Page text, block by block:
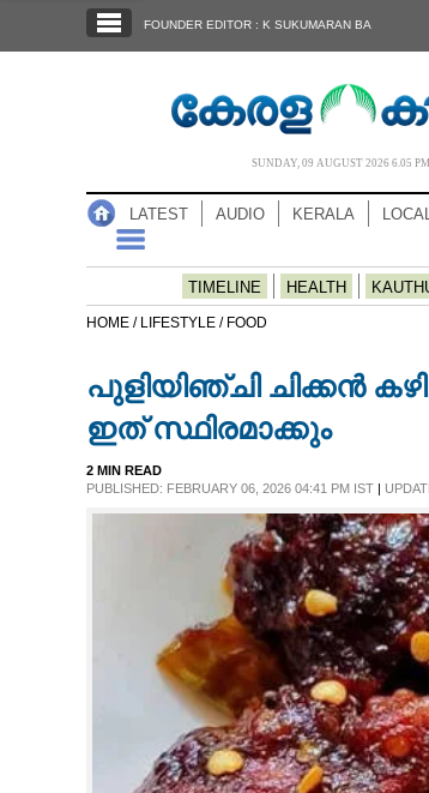
NOTIFIED NEWS
NEWS 360
CASE DIARY
FOUNDER EDITOR : K SUKUMARAN BA
SUNDAY, 09 AUGUST 2026 6.05
LATEST AUDIO KERALA
TIMELINE HEALTH
HOME / LIFESTYLE / FOOD
പുളിയിഞ്ചി ചിക്കൻ
ഇത് സ്ഥിരമാക്കും
2 MIN READ
PUBLISHED: FEBRUARY 06, 2026 04:41 PM IST|